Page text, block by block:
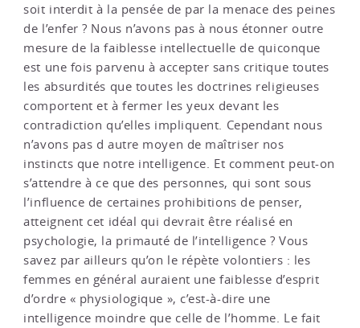
soit interdit à la pensée de par la menace des peines
de l’enfer ? Nous n’avons pas à nous étonner outre
mesure de la faiblesse intellectuelle de quiconque
est une fois parvenu à accepter sans critique toutes
les absurdités que toutes les doctrines religieuses
comportent et à fermer les yeux devant les
contradiction qu’elles impliquent. Cependant nous
n’avons pas d autre moyen de maîtriser nos
instincts que notre intelligence. Et comment peut-on
s’attendre à ce que des personnes, qui sont sous
l’influence de certaines prohibitions de penser,
atteignent cet idéal qui devrait être réalisé en
psychologie, la primauté de l’intelligence ? Vous
savez par ailleurs qu’on le répète volontiers : les
femmes en général auraient une faiblesse d’esprit
d’ordre « physiologique », c’est-à-dire une
intelligence moindre que celle de l’homme. Le fait